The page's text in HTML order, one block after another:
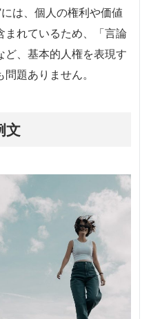
は、個人の権利や価値
まれているため、「言論
ど、基本的人権を表現す
題ありません。
文